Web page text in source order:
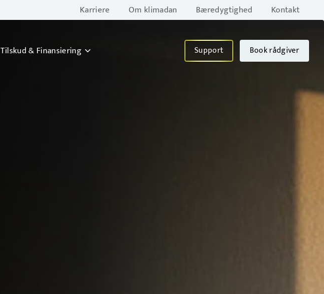
Karriere Om klimadan Bæredygtighed Kontakt
Tilskud & Finansiering Support Book rådgiver